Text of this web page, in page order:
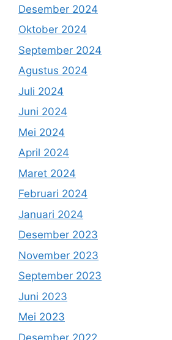
Desember 2024
Oktober 2024
September 2024
Agustus 2024
Juli 2024
Juni 2024
Mei 2024
April 2024
Maret 2024
Februari 2024
Januari 2024
Desember 2023
November 2023
September 2023
Juni 2023
Mei 2023
Desember 2022